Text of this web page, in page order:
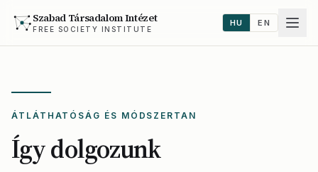
Szabad Társadalom Intézet
FREE SOCIETY INSTITUTE
HU EN
ÁTLÁTHATÓSÁG ÉS MÓDSZERTAN
Így dolgozunk